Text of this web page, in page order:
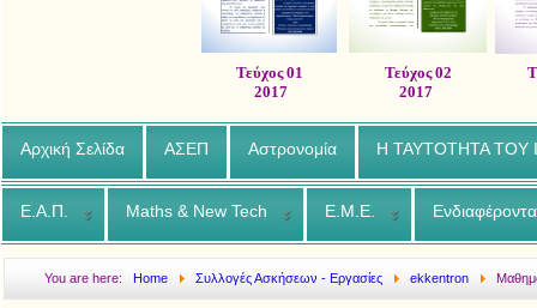
Τεύχος 01 Τεύχος 02
2017
2017
Αρχική Σελίδα ΑΣΕΠ Αστρονομία Η ΤΑΥΤΟΤΗΤΑ ΤΟΥ
Ε.Α.Π. Maths & New Tech Ε.Μ.Ε.
You are here:Home Συλλογές Ασκήσεων - Εργασίες ekkentron
2 - Αύγουστος 2017